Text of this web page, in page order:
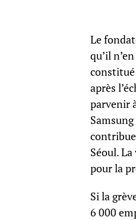
Le
qu’il
constitué
après
parvenir
Séoul.
pour la
Si la
6 000